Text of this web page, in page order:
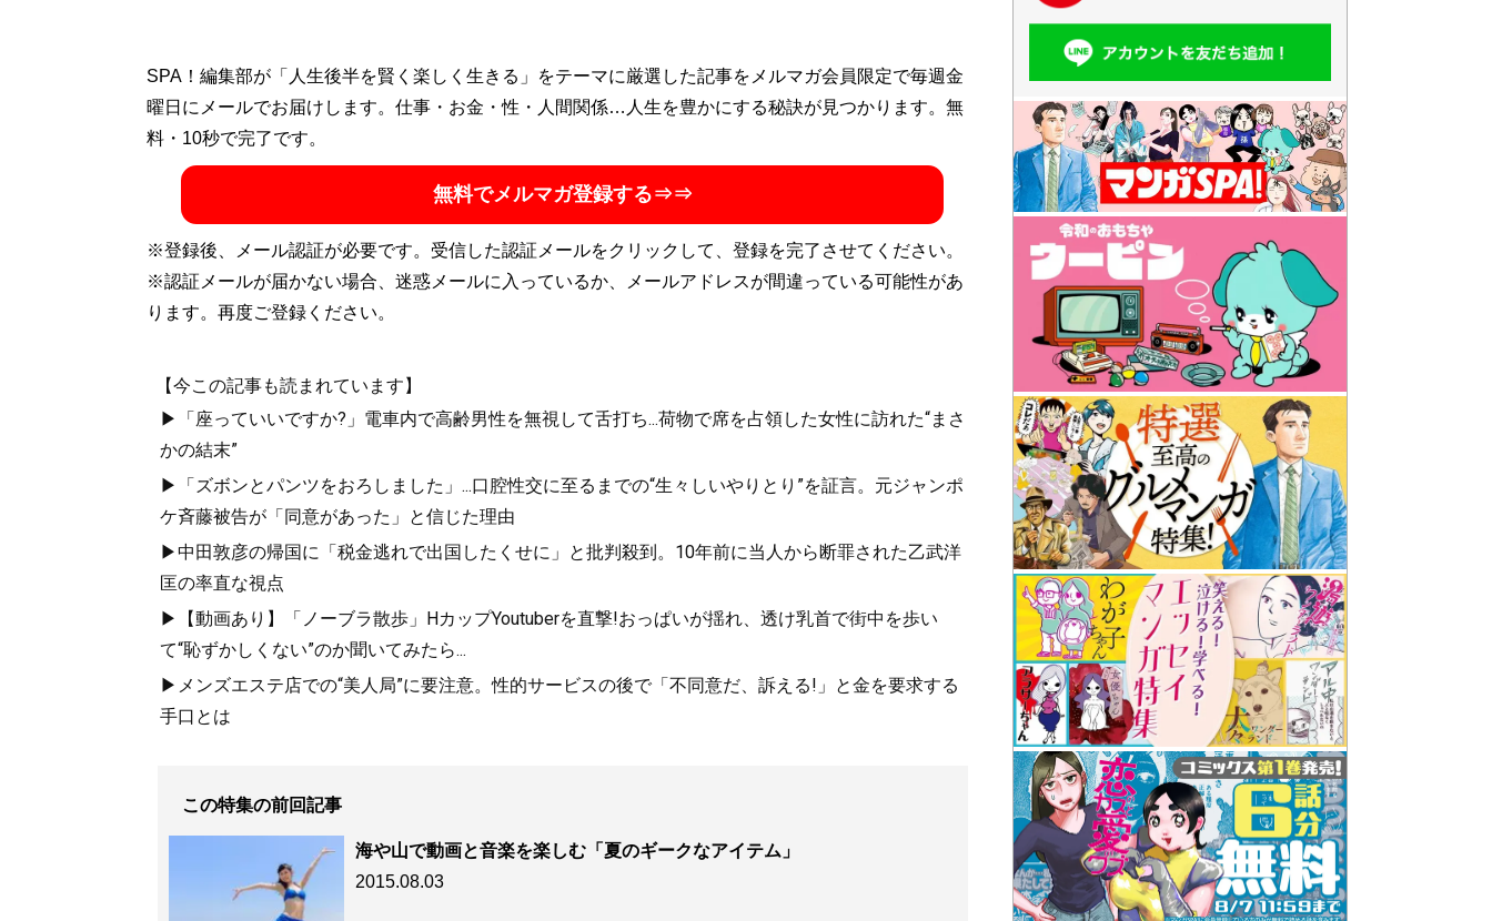
SPA！編集部が「人生後半を賢く楽しく生きる」をテーマに厳選した記事をメルマガ会員限定で毎週金
曜日にメールでお届けします。仕事・お金・性・人間関係…人生を豊かにする秘訣が見つかります。無
料・10秒で完了です。
無料でメルマガ登録する⇒⇒
※登録後、メール認証が必要です。受信した認証メールをクリックして、登録を完了させてください。
※認証メールが届かない場合、迷惑メールに入っているか、メールアドレスが間違っている可能性があ
ります。再度ご登録ください。
【今この記事も読まれています】
▶「座っていいですか?」電車内で高齢男性を無視して舌打ち...荷物で席を占領した女性に訪れた“まさ
かの結末”
▶「ズボンとパンツをおろしました」...口腔性交に至るまでの“生々しいやりとり”を証言。元ジャンポ
ケ斉藤被告が「同意があった」と信じた理由
▶中田敦彦の帰国に「税金逃れで出国したくせに」と批判殺到。10年前に当人から断罪された乙武洋
匡の率直な視点
▶【動画あり】「ノーブラ散歩」HカップYoutuberを直撃!おっぱいが揺れ、透け乳首で街中を歩い
て“恥ずかしくない”のか聞いてみたら...
▶メンズエステ店での“美人局”に要注意。性的サービスの後で「不同意だ、訴える!」と金を要求する
手口とは
この特集の前回記事
海や山で動画と音楽を楽しむ「夏のギークなアイテム」
2015.08.03